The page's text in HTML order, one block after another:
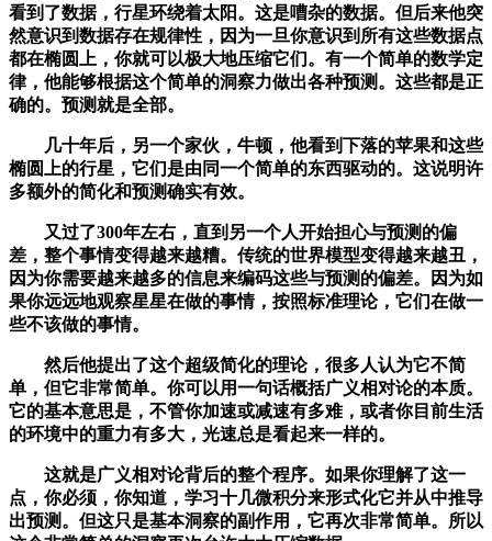
看到了数据，行星环绕着太阳。这是嘈杂的数据。但后来他突
然意识到数据存在规律性，因为一旦你意识到所有这些数据点
都在椭圆上，你就可以极大地压缩它们。有一个简单的数学定
律，他能够根据这个简单的洞察力做出各种预测。这些都是正
确的。预测就是全部。
几十年后，另一个家伙，牛顿，他看到下落的苹果和这些
椭圆上的行星，它们是由同一个简单的东西驱动的。这说明许
多额外的简化和预测确实有效。
又过了300年左右，直到另一个人开始担心与预测的偏
差，整个事情变得越来越糟。传统的世界模型变得越来越丑，
因为你需要越来越多的信息来编码这些与预测的偏差。因为如
果你远远地观察星星在做的事情，按照标准理论，它们在做一
些不该做的事情。
然后他提出了这个超级简化的理论，很多人认为它不简
单，但它非常简单。你可以用一句话概括广义相对论的本质。
它的基本意思是，不管你加速或减速有多难，或者你目前生活
的环境中的重力有多大，光速总是看起来一样的。
这就是广义相对论背后的整个程序。如果你理解了这一
点，你必须，你知道，学习十几微积分来形式化它并从中推导
出预测。但这只是基本洞察的副作用，它再次非常简单。所以